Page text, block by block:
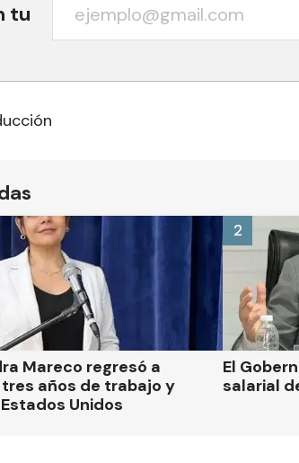
tu
Mareco regresó a
años de trabajo y
Unidos
El
salarial
2